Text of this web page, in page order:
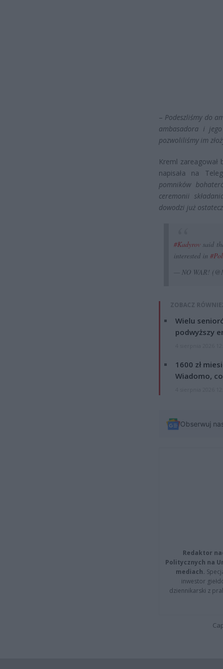
– Podeszliśmy do
ambasadora i jego
pozwoliliśmy im
Kreml zareagował
napisała na
pomników
ceremonii
dowodzi już
#Kadyrov said
interested in
— NO WAR!
ZOBACZ
Wielu
podwyższy
1600 zł
Wiadomo,
Obserwuj
Redaktor
Politycznych na
mediach.
inwestor
dziennikarski z